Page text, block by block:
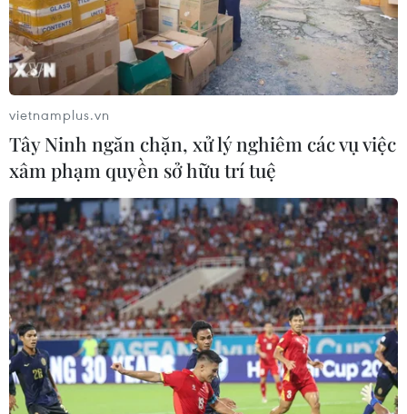
vietnamplus.vn
Tây Ninh ngăn chặn, xử lý nghiêm các vụ việc
xâm phạm quyền sở hữu trí tuệ